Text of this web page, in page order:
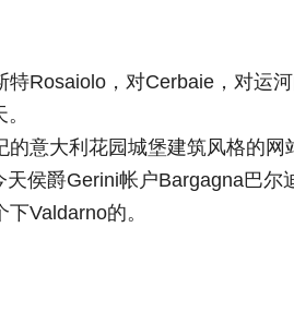
Rosaiolo，对Cerbaie，对运
意大利花园城堡建筑风格的网
侯爵Gerini帐户Bargagna巴尔
Valdarno的。